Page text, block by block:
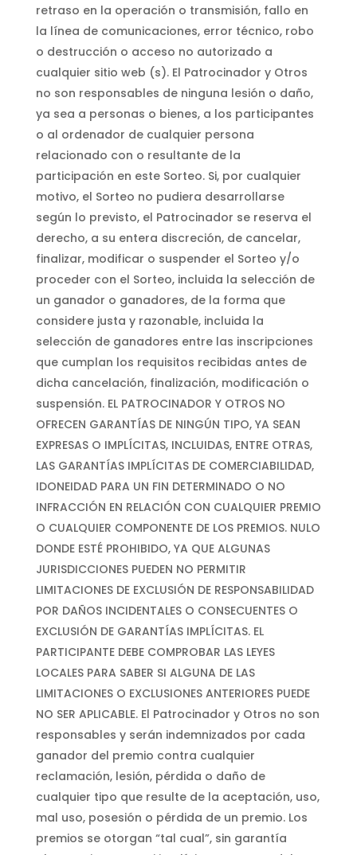
retraso en la operación o transmisión, fallo en
la línea de comunicaciones, error técnico, robo
o destrucción o acceso no autorizado a
cualquier sitio web (s). El Patrocinador y Otros
no son responsables de ninguna lesión o daño,
ya sea a personas o bienes, a los participantes
o al ordenador de cualquier persona
relacionado con o resultante de la
participación en este Sorteo. Si, por cualquier
motivo, el Sorteo no pudiera desarrollarse
según lo previsto, el Patrocinador se reserva el
derecho, a su entera discreción, de cancelar,
finalizar, modificar o suspender el Sorteo y/o
proceder con el Sorteo, incluida la selección de
un ganador o ganadores, de la forma que
considere justa y razonable, incluida la
selección de ganadores entre las inscripciones
que cumplan los requisitos recibidas antes de
dicha cancelación, finalización, modificación o
suspensión. EL PATROCINADOR Y OTROS NO
OFRECEN GARANTÍAS DE NINGÚN TIPO, YA SEAN
EXPRESAS O IMPLÍCITAS, INCLUIDAS, ENTRE OTRAS,
LAS GARANTÍAS IMPLÍCITAS DE COMERCIABILIDAD,
IDONEIDAD PARA UN FIN DETERMINADO O NO
INFRACCIÓN EN RELACIÓN CON CUALQUIER PREMIO
O CUALQUIER COMPONENTE DE LOS PREMIOS. NULO
DONDE ESTÉ PROHIBIDO, YA QUE ALGUNAS
JURISDICCIONES PUEDEN NO PERMITIR
LIMITACIONES DE EXCLUSIÓN DE RESPONSABILIDAD
POR DAÑOS INCIDENTALES O CONSECUENTES O
EXCLUSIÓN DE GARANTÍAS IMPLÍCITAS. EL
PARTICIPANTE DEBE COMPROBAR LAS LEYES
LOCALES PARA SABER SI ALGUNA DE LAS
LIMITACIONES O EXCLUSIONES ANTERIORES PUEDE
NO SER APLICABLE. El Patrocinador y Otros no son
responsables y serán indemnizados por cada
ganador del premio contra cualquier
reclamación, lesión, pérdida o daño de
cualquier tipo que resulte de la aceptación, uso,
mal uso, posesión o pérdida de un premio. Los
premios se otorgan “tal cual”, sin garantía